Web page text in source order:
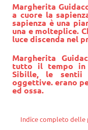
Margherita
a cuore la
sapienza è una
una e molteplice.
luce discenda nel
Margherita
tutto il tempo in
Sibille, le sentii
oggettive. erano
ed ossa.
Indice completo